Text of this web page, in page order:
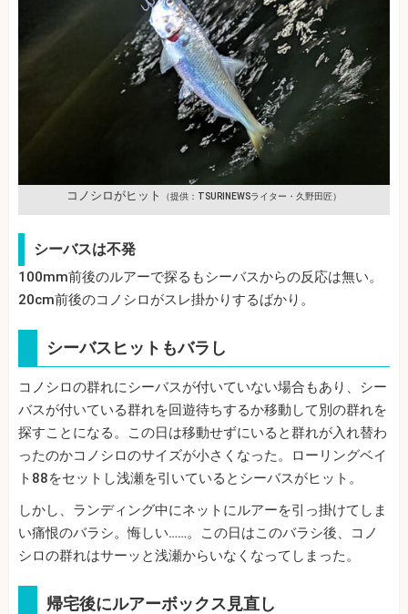
コノシロがヒット （提供：TSURINEWSライター・久野田匠）
シーバスは不発
100mm前後のルアーで探るもシーバスからの反応は無い。
20cm前後のコノシロがスレ掛かりするばかり。
シーバスヒットもバラし
コノシロの群れにシーバスが付いていない場合もあり、シー
バスが付いている群れを回遊待ちするか移動して別の群れを
探すことになる。この日は移動せずにいると群れが入れ替わ
ったのかコノシロのサイズが小さくなった。ローリングベイ
ト88をセットし浅瀬を引いているとシーバスがヒット。
しかし、ランディング中にネットにルアーを引っ掛けてしま
い痛恨のバラシ。悔しい……。この日はこのバラシ後、コノ
シロの群れはサーッと浅瀬からいなくなってしまった。
帰宅後にルアーボックス見直し